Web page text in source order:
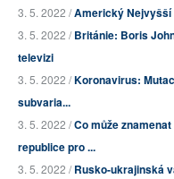
3. 5. 2022 /Americký Nejvyšší
3. 5. 2022 /Británie: Boris
televizi
3. 5. 2022 /Koronavirus:
subvaria...
3. 5. 2022 /Co může
republice pro ...
3. 5. 2022 /Rusko-ukrajinská